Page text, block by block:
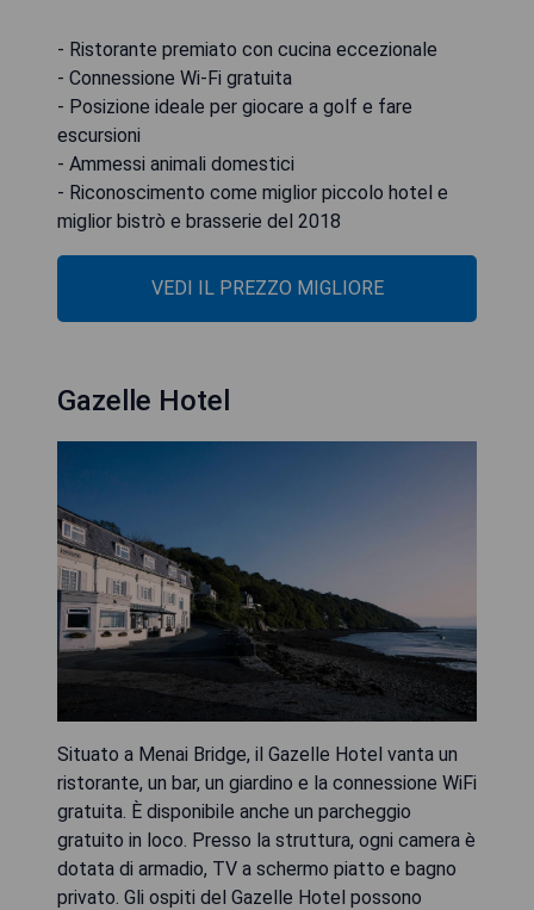
- Ristorante premiato con cucina eccezionale
- Connessione Wi-Fi gratuita
- Posizione ideale per giocare a golf e fare
escursioni
- Ammessi animali domestici
- Riconoscimento come miglior piccolo hotel e
miglior bistrò e brasserie del 2018
VEDI IL PREZZO MIGLIORE
Gazelle Hotel
Situato a Menai Bridge, il Gazelle Hotel vanta un
ristorante, un bar, un giardino e la connessione WiFi
gratuita. È disponibile anche un parcheggio
gratuito in loco. Presso la struttura, ogni camera è
dotata di armadio, TV a schermo piatto e bagno
privato. Gli ospiti del Gazelle Hotel possono